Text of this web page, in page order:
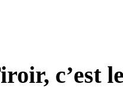
c’est